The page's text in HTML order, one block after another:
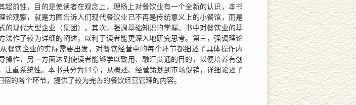
超前性，目的是使读者在观念上，理杨上对餐饮业有一个全新的认识，本书
论观察，就是力图告诉人们现代餐饮业已不再是传统意义上的小餐馆，而是
的现代大型企业（集团）。其次，强调基础知识的掌握。书中对餐饮业的基
法作了较为详细的阐述，以利于读者能更深入地研究思考。第三，强调理论
餐饮企业的实际需要出发，对餐饮经营中的每个环节都细述了具体操作内
操作，另一方面达到使读者能够学以致用、融汇贯通的目的，以便培养有创
注重系统性。本书共分为11章，从概述、经营策划到市场促销，详细论述了
的各个环节，提供了较为完善的餐饮经营管理的内容。